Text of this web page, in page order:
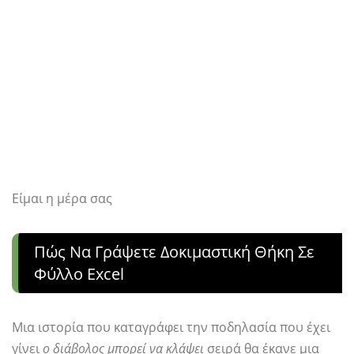
Είμαι η μέρα σας
Πώς Να Γράψετε Δοκιμαστική Θήκη Σε
Φύλλο Excel
Μια ιστορία που καταγράφει την ποδηλασία που έχει
γίνειο διάβολος μπορεί να κλάψει σειρά θα έκανε μια